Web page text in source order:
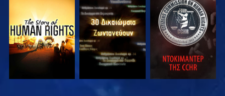
ΠΑΡΑΚΟΛΟΥΘΗΣΤΕ ΠΑΡΑΚΟΛΟΥΘΗΣΤΕ ΠΑΡΑΚΟΛΟΥΘΗΣΤΕ